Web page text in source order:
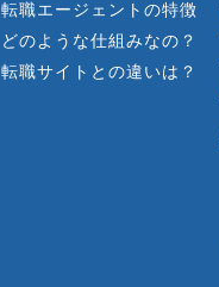
転職エージェントの特徴
どのような仕組みなの？
転職サイトとの違いは？